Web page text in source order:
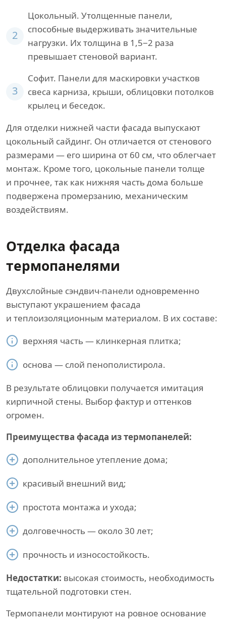
2
Цокольный. Утолщенные панели,
способные выдерживать значительные
нагрузки. Их толщина в 1,5−2 раза
превышает стеновой вариант.
3
Софит. Панели для маскировки участков
свеса карниза, крыши, облицовки потолков
крылец и беседок.
Для отделки нижней части фасада выпускают
цокольный сайдинг. Он отличается от стенового
размерами — его ширина от 60 см, что облегчает
монтаж. Кроме того, цокольные панели толще
и прочнее, так как нижняя часть дома больше
подвержена промерзанию, механическим
воздействиям.
Отделка фасада
термопанелями
Двухслойные сэндвич-панели одновременно
выступают украшением фасада
и теплоизоляционным материалом. В их составе:
верхняя часть — клинкерная плитка;
основа — слой пенополистирола.
В результате облицовки получается имитация
кирпичной стены. Выбор фактур и оттенков
огромен.
Преимущества фасада из термопанелей:
дополнительное утепление дома;
красивый внешний вид;
простота монтажа и ухода;
долговечность — около 30 лет;
прочность и износостойкость.
Недостатки: высокая стоимость, необходимость
тщательной подготовки стен.
Термопанели монтируют на ровное основание